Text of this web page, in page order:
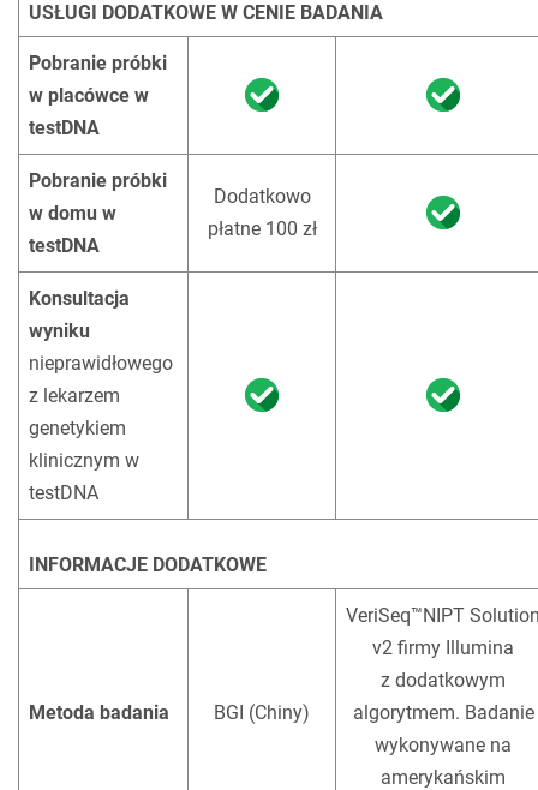
USŁUGI DODATKOWE W CENIE BADANIA
Pobranie próbki
w placówce w
testDNA
Pobranie próbki
w domu w
testDNA
Dodatkowo
płatne 100 zł
Konsultacja
wyniku
nieprawidłowego
z lekarzem
genetykiem
klinicznym w
testDNA
INFORMACJE DODATKOWE
Metoda badania BGI (Chiny)
VeriSeq™NIPT
v2 firmy Illumina
z dodatkowym
algorytmem. Badanie
wykonywane na
amerykańskim